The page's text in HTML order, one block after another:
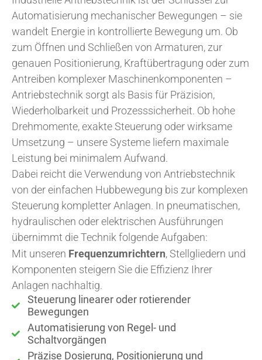
Automatisierung mechanischer Bewegungen – sie
wandelt Energie in kontrollierte Bewegung um. Ob
zum Öffnen und Schließen von Armaturen, zur
genauen Positionierung, Kraftübertragung oder zum
Antreiben komplexer Maschinenkomponenten –
Antriebstechnik sorgt als Basis für Präzision,
Wiederholbarkeit und Prozesssicherheit. Ob hohe
Drehmomente, exakte Steuerung oder wirksame
Umsetzung – unsere Systeme liefern maximale
Leistung bei minimalem Aufwand.
Dabei reicht die Verwendung von Antriebstechnik
von der einfachen Hubbewegung bis zur komplexen
Steuerung kompletter Anlagen. In pneumatischen,
hydraulischen oder elektrischen Ausführungen
übernimmt die Technik folgende Aufgaben:
Mit unseren Frequenzumrichtern, Stellgliedern und
Komponenten steigern Sie die Effizienz Ihrer
Anlagen nachhaltig.
Steuerung linearer oder rotierender
Bewegungen
Automatisierung von Regel- und
Schaltvorgängen
Präzise Dosierung, Positionierung und